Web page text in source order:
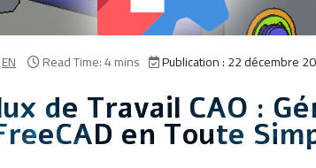
EN Read Time: 4 mins Publication : 22 décembre
de Travail CAO :
en Toute